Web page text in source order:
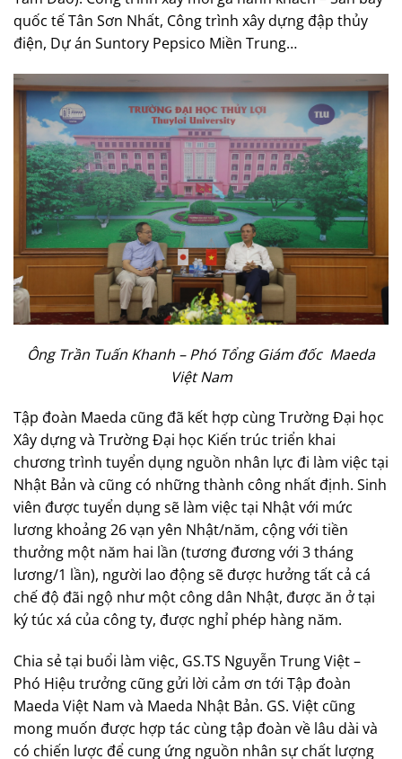
quốc tế Tân Sơn Nhất, Công trình xây dựng đập thủy
điện, Dự án Suntory Pepsico Miền Trung…
Ông Trần Tuấn Khanh – Phó Tổng Giám đốc Maeda
Việt Nam
Tập đoàn Maeda cũng đã kết hợp cùng Trường Đại học
Xây dựng và Trường Đại học Kiến trúc triển khai
chương trình tuyển dụng nguồn nhân lực đi làm việc tại
Nhật Bản và cũng có những thành công nhất định. Sinh
viên được tuyển dụng sẽ làm việc tại Nhật với mức
lương khoảng 26 vạn yên Nhật/năm, cộng với tiền
thưởng một năm hai lần (tương đương với 3 tháng
lương/1 lần), người lao động sẽ được hưởng tất cả cá
chế độ đãi ngộ như một công dân Nhật, được ăn ở tại
ký túc xá của công ty, được nghỉ phép hàng năm.
Chia sẻ tại buổi làm việc, GS.TS Nguyễn Trung Việt –
Phó Hiệu trưởng cũng gửi lời cảm ơn tới Tập đoàn
Maeda Việt Nam và Maeda Nhật Bản. GS. Việt cũng
mong muốn được hợp tác cùng tập đoàn về lâu dài và
có chiến lược để cung ứng nguồn nhân sự chất lượng